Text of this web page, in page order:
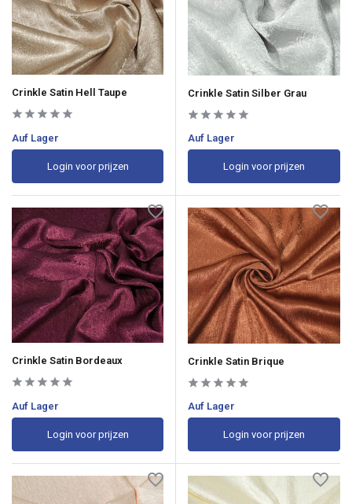
Crinkle Satin Hell Taupe
Auf Lager
Login voor prijzen
Crinkle Satin Silber Grau
Auf Lager
Login voor prijzen
Crinkle Satin Bordeaux
Auf Lager
Login voor prijzen
Crinkle Satin Brique
Auf Lager
Login voor prijzen